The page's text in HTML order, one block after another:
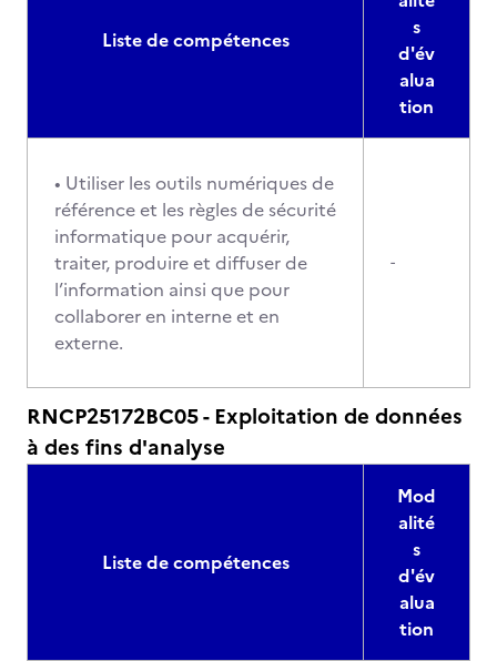
Liste de compétences
s
d'év
alua
tion
• Utiliser les outils numériques de
référence et les règles de sécurité
informatique pour acquérir,
traiter, produire et diffuser de
l’information ainsi que pour
collaborer en interne et en
externe.
-
RNCP25172BC05 - Exploitation de données
à des fins d'analyse
Liste de compétences
Mod
alité
s
d'év
alua
tion